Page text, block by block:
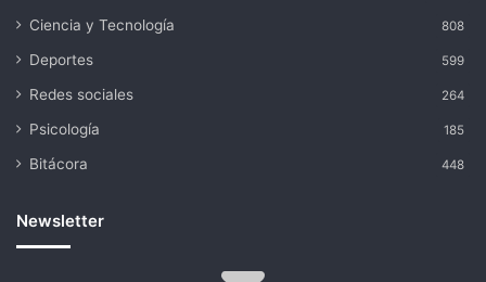
Ciencia y Tecnología 808
Deportes 599
Redes sociales 264
Psicología 185
Bitácora 448
Newsletter